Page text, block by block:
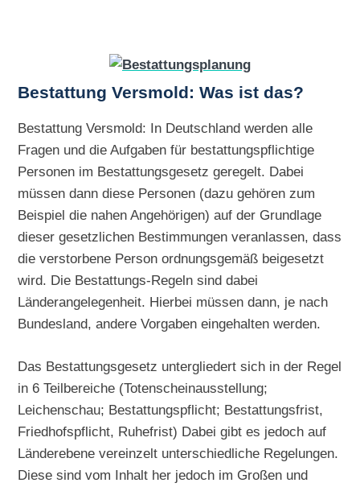
Bestattung Versmold: Was ist das?
Bestattung Versmold: In Deutschland werden alle
Fragen und die Aufgaben für bestattungspflichtige
Personen im Bestattungsgesetz geregelt. Dabei
müssen dann diese Personen (dazu gehören zum
Beispiel die nahen Angehörigen) auf der Grundlage
dieser gesetzlichen Bestimmungen veranlassen, dass
die verstorbene Person ordnungsgemäß beigesetzt
wird. Die Bestattungs-Regeln sind dabei
Länderangelegenheit. Hierbei müssen dann, je nach
Bundesland, andere Vorgaben eingehalten werden.
Das Bestattungsgesetz untergliedert sich in der Regel
in 6 Teilbereiche (Totenscheinausstellung;
Leichenschau; Bestattungspflicht; Bestattungsfrist,
Friedhofspflicht, Ruhefrist) Dabei gibt es jedoch auf
Länderebene vereinzelt unterschiedliche Regelungen.
Diese sind vom Inhalt her jedoch im Großen und